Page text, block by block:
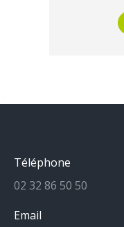
Téléphone
02 32 86 50 50
Email